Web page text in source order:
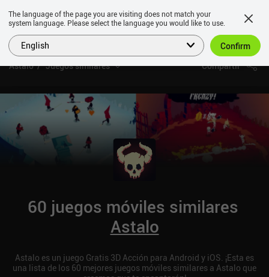
Astalo Juegos similares Compartir
60 juegos móviles similares
Astalo
Astalo es un juego Gratis 3D Acción para Android y iOS. ¡Esta es
una lista de los 60 mejores juegos móviles similares a Astalo que
The language of the page you are visiting does not match your
system language. Please select the language you would like to use.
English Confirm